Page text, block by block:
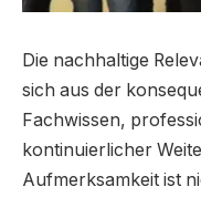
Die nachhaltige
sich aus der
Fachwissen,
kontinuierlicher
Aufmerksamkeit ist